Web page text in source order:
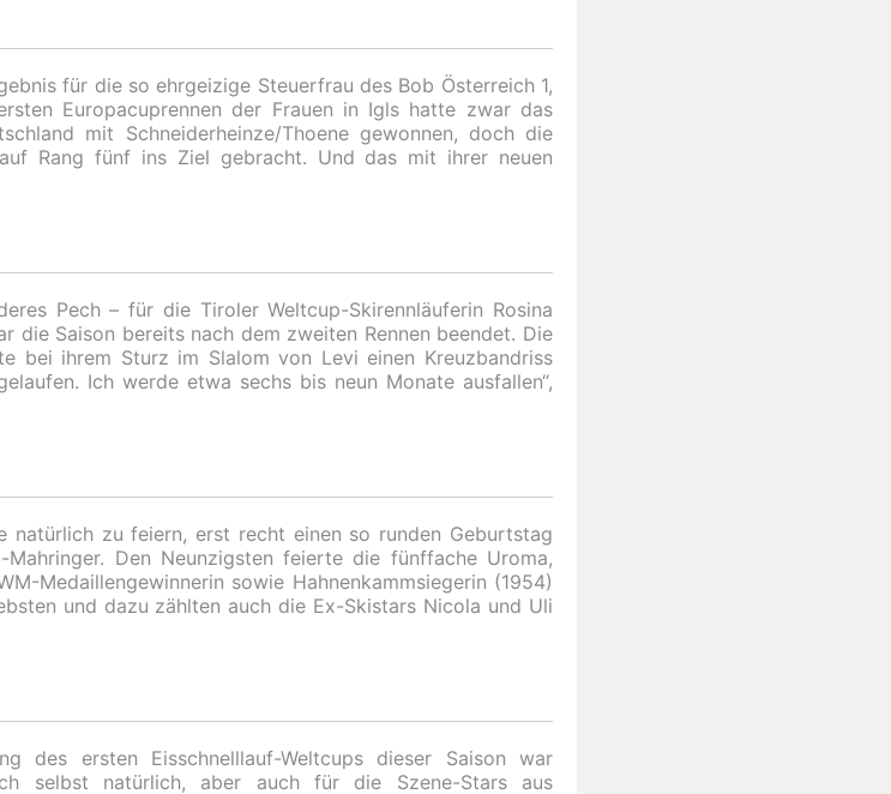
für die so ehrgeizige Steuerfrau des Bob Österreich 1,
Europacuprennen der Frauen in Igls hatte zwar das
mit Schneiderheinze/Thoene gewonnen, doch die
Rang fünf ins Ziel gebracht. Und das mit ihrer neuen
Pech – für die Tiroler Weltcup-Skirennläuferin Rosina
die Saison bereits nach dem zweiten Rennen beendet. Die
bei ihrem Sturz im Slalom von Levi einen Kreuzbandriss
Ich werde etwa sechs bis neun Monate ausfallen“,
natürlich zu feiern, erst recht einen so runden Geburtstag
Den Neunzigsten feierte die fünffache Uroma,
Medaillengewinnerin sowie Hahnenkammsiegerin (1954)
und dazu zählten auch die Ex-Skistars Nicola und Uli
des ersten Eisschnelllauf-Weltcups dieser Saison war
selbst natürlich, aber auch für die Szene-Stars aus